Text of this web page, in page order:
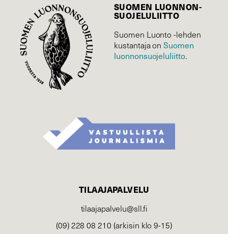
SUOMEN LUONNON­
SUOJELU­LIITTO
Suomen Luonto -lehden
kustantaja onSuomen
luonnonsuojelu­liitto.
TILAAJAPALVELU
tilaajapalvelu@sll.fi
(09) 228 08 210 (arkisin klo 9-15)